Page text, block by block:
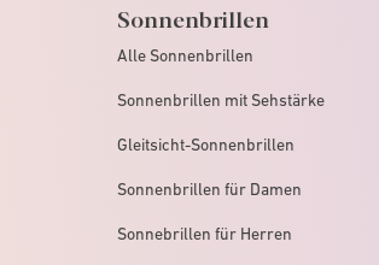
Sonnenbrillen
Alle Sonnenbrillen
Sonnenbrillen mit Sehstärke
Gleitsicht-Sonnenbrillen
Sonnenbrillen für Damen
Sonnebrillen für Herren